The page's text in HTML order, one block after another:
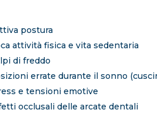
postura
attività fisica e vita sedentaria
di freddo
errate durante il sonno
e tensioni emotive
occlusali delle arcate dentali